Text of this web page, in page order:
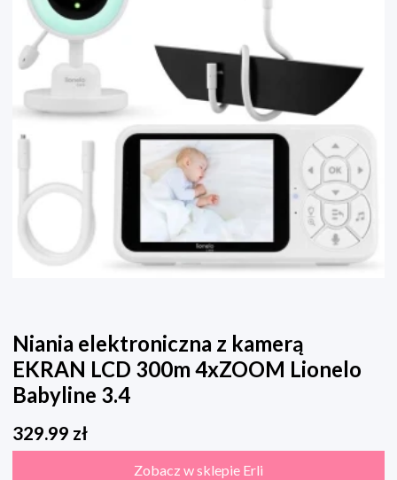
Niania elektroniczna z kamerą
EKRAN LCD 300m 4xZOOM Lionelo
Babyline 3.4
329.99 zł
Zobacz w sklepie Erli